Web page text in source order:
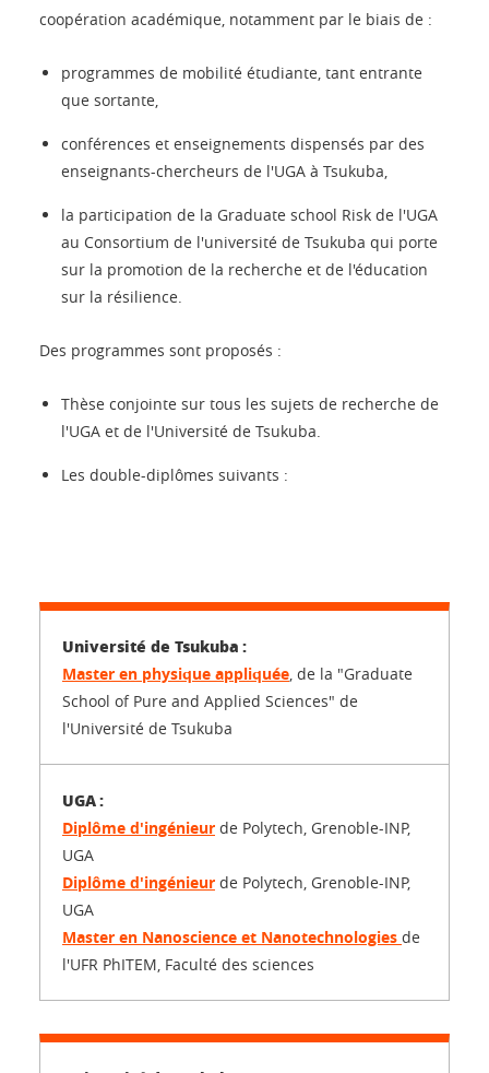
coopération académique, notamment par le biais de :
programmes de mobilité étudiante, tant entrante
que sortante,
conférences et enseignements dispensés par des
enseignants-chercheurs de l'UGA à Tsukuba,
la participation de la Graduate school Risk de l'UGA
au Consortium de l'université de Tsukuba qui porte
sur la promotion de la recherche et de l'éducation
sur la résilience.
Des programmes sont proposés :
Thèse conjointe sur tous les sujets de recherche de
l'UGA et de l'Université de Tsukuba.
Les double-diplômes suivants :
Master en physique appliquée , de la "Graduate
School of Pure and Applied Sciences" de
l'Université de Tsukuba
Diplôme d'ingénieur de Polytech, Grenoble-INP,
UGA
Diplôme d'ingénieur de Polytech, Grenoble-INP,
UGA
Master en Nanoscience et Nanotechnologies de
l'UFR PhITEM, Faculté des sciences